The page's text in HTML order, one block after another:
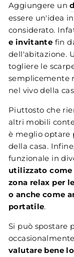
Aggiungere un
essere un'idea
considerato.
e invitante fin
dell'abitazione.
togliere le
semplicemente
nel vivo della
Piuttosto che
altri mobili
è meglio optare
della casa.
funzionale in
utilizzato come
zona relax per
o anche come
portatile.
Si può spostare
valutare bene